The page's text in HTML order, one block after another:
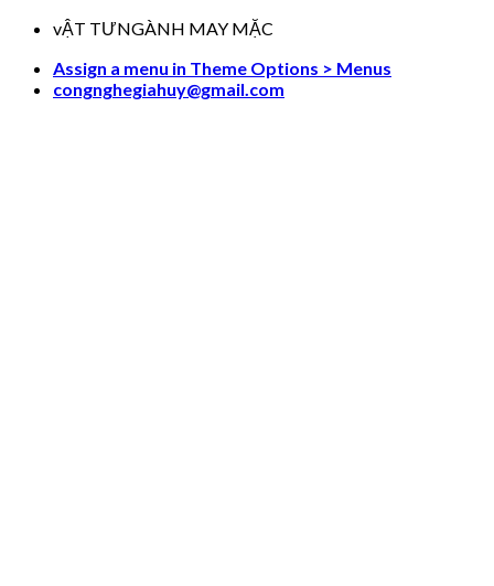
Skip
content
vẬT TƯNGÀNH MAY MẶC
Assign a menu in Theme Options > Menus
congnghegiahuy@gmail.com